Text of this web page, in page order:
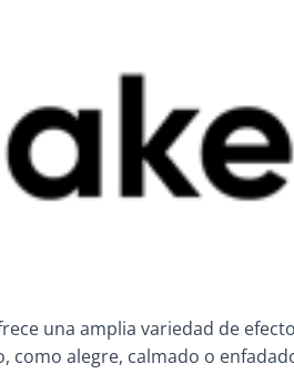
una amplia variedad de
como alegre, calmado o